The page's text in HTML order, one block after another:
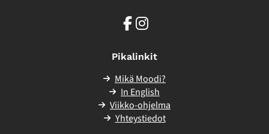
Facebook
Pikalinkit
Mikä Moodi?
In English
Viikko-ohjelma
Yhteystiedot